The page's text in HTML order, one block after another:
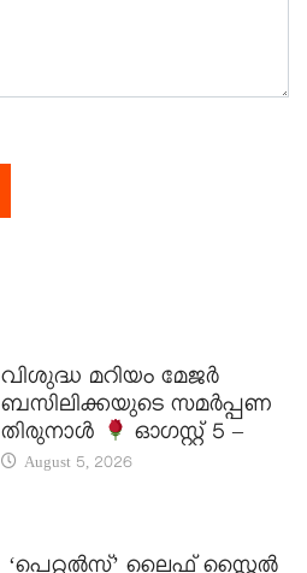
വിശുദ്ധ മറിയം മേജർ
ബസിലിക്കയുടെ സമർപ്പണ
തിരുനാൾ
ഓഗസ്റ്റ് 5 –
August 5, 2026